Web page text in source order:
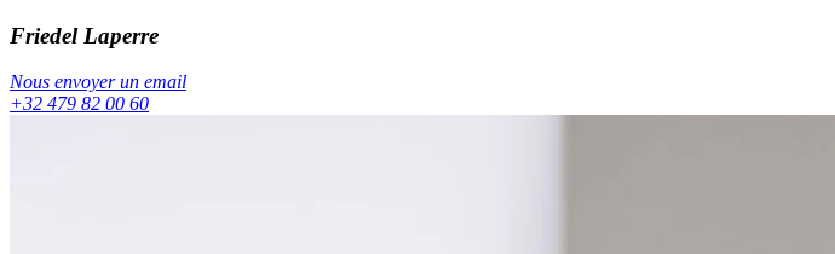
Friedel Laperre
Nous envoyer un email
+32 479 82 00 60